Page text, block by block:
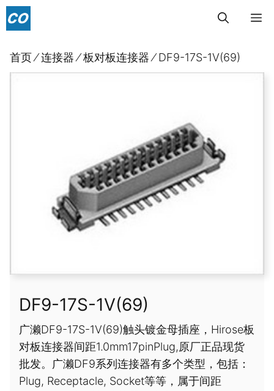
跳
至
容
菜
首页⁄连接器⁄板对板连接器⁄DF9-17S-1V(69)
DF9-17S-1V(69)
广濑DF9-17S-1V(69)触头镀金母插座，Hirose板
对板连接器间距1.0mm17pinPlug,原厂正品现货
批发。广濑DF9系列连接器有多个类型，包括：
Plug, Receptacle, Socket等等，属于间距